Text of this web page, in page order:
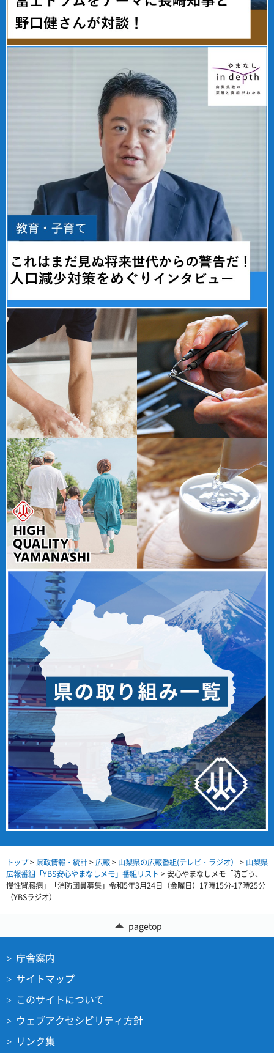
トップ> 県政情報・統計> 広報> 山梨県の広報番組(テレビ・ラジオ） > 山梨県
広報番組「YBS安心やまなしメモ」番組リスト > 安心やまなしメモ「防ごう、
慢性腎臓病」「消防団員募集」令和5年3月24日（金曜日）17時15分-17時25分
（YBSラジオ）
pagetop
庁舎案内
サイトマップ
このサイトについて
ウェブアクセシビリティ方針
リンク集